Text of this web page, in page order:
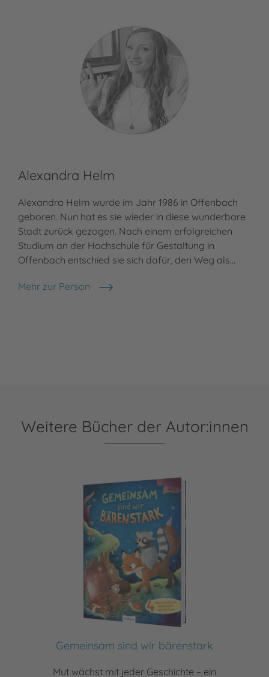
Alexandra Helm
Alexandra Helm wurde im Jahr 1986 in Offenbach
geboren. Nun hat es sie wieder in diese wunderbare
Stadt zurück gezogen. Nach einem erfolgreichen
Studium an der Hochschule für Gestaltung in
Offenbach entschied sie sich dafür, den Weg als…
Mehr zur Person
Alexandra Helm
Weitere Bücher der Autor:innen
Gemeinsam sind wir bärenstark
Mut wächst mit jeder Geschichte – ein